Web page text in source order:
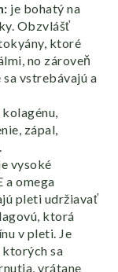
je bohatý na
Obzvlášť
ktoré
no zároveň
vstrebávajú a
zápal,
vysoké
a omega
pleti udržiavať
ktorá
v pleti. Je
ktorých sa
vrátane